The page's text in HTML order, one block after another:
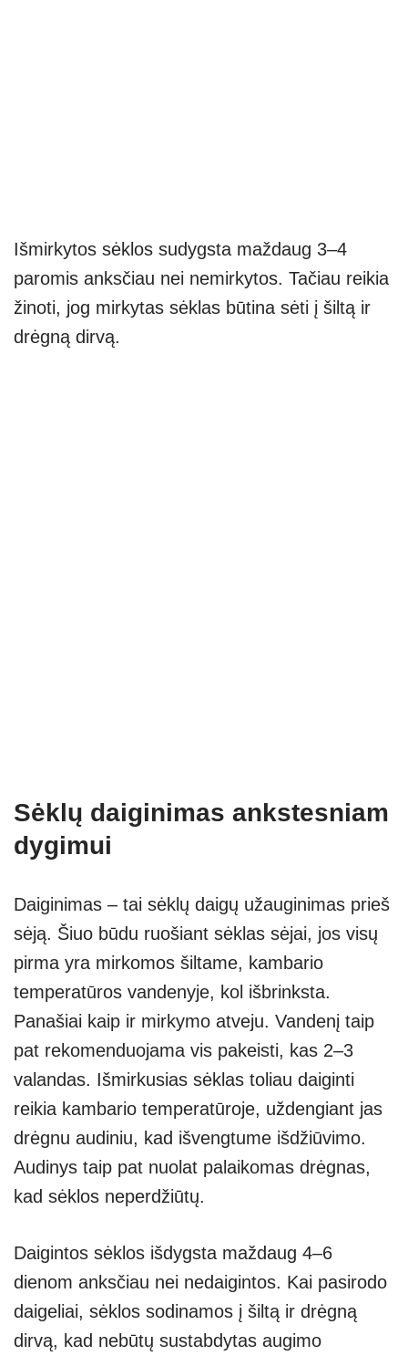
Išmirkytos sėklos sudygsta maždaug 3–4
paromis anksčiau nei nemirkytos. Tačiau reikia
žinoti, jog mirkytas sėklas būtina sėti į šiltą ir
drėgną dirvą.
Sėklų daiginimas ankstesniam
dygimui
Daiginimas – tai sėklų daigų užauginimas prieš
sėją. Šiuo būdu ruošiant sėklas sėjai, jos visų
pirma yra mirkomos šiltame, kambario
temperatūros vandenyje, kol išbrinksta.
Panašiai kaip ir mirkymo atveju. Vandenį taip
pat rekomenduojama vis pakeisti, kas 2–3
valandas. Išmirkusias sėklas toliau daiginti
reikia kambario temperatūroje, uždengiant jas
drėgnu audiniu, kad išvengtume išdžiūvimo.
Audinys taip pat nuolat palaikomas drėgnas,
kad sėklos neperdžiūtų.
Daigintos sėklos išdygsta maždaug 4–6
dienom anksčiau nei nedaigintos. Kai pasirodo
daigeliai, sėklos sodinamos į šiltą ir drėgną
dirvą, kad nebūtų sustabdytas augimo